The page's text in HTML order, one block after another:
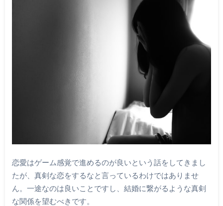
恋愛はゲーム感覚で進めるのが良いという話をしてきまし
たが、真剣な恋をするなと言っているわけではありませ
ん。一途なのは良いことですし、結婚に繋がるような真剣
な関係を望むべきです。